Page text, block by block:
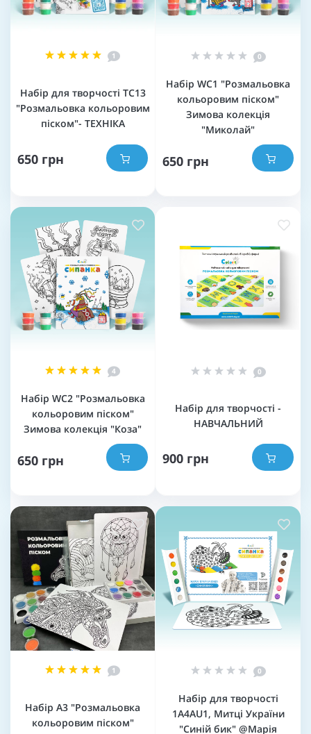
1
Набір для творчості TC13
"Розмальовка кольоровим
піском"- ТЕХНІКА
650 грн
0
Набір WC1 "Розмальовка
кольоровим піском"
Зимова колекція
"Миколай"
650 грн
4
Набір WC2 "Розмальовка
кольоровим піском"
Зимова колекція "Коза"
650 грн
0
Набір для творчості -
НАВЧАЛЬНИЙ
900 грн
1
Набір А3 "Розмальовка
кольоровим піском"
0
Набір для творчості
1A4AU1, Митці України
"Синій бик" @Марія